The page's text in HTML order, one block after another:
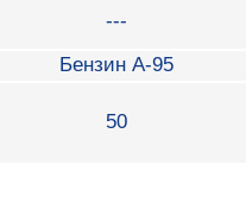
---
Бензин А-95
50